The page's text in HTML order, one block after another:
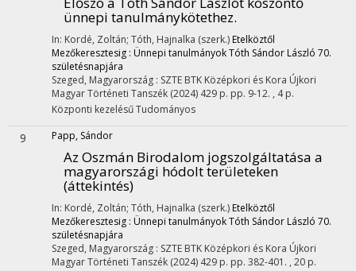
ünnepi tanulmánykötethez.
In: Kordé, Zoltán; Tóth, Hajnalka (szerk.) Etelköztől
Mezőkeresztesig : Ünnepi tanulmányok Tóth Sándor László 70.
születésnapjára
Szeged, Magyarország : SZTE BTK Középkori és Kora Újkori
Magyar Történeti Tanszék (2024) 429 p. pp. 9-12. , 4 p.
Központi kezelésűTudományos
9 Papp, Sándor
Az Oszmán Birodalom jogszolgáltatása a
magyarországi hódolt területeken
(áttekintés)
In: Kordé, Zoltán; Tóth, Hajnalka (szerk.) Etelköztől
Mezőkeresztesig : Ünnepi tanulmányok Tóth Sándor László 70.
születésnapjára
Szeged, Magyarország : SZTE BTK Középkori és Kora Újkori
Magyar Történeti Tanszék (2024) 429 p. pp. 382-401. , 20 p.